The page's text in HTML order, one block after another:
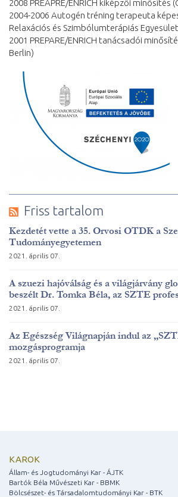
2008 PREAPRE/ENRICH kiképzői minősítés
2004-2006 Autogén tréning terapeuta
Relaxációs és Szimbólumterápiás
2001 PREPARE/ENRICH tanácsadói
Berlin)
Friss tartalom
Kezdetét vette a 35. Orvosi OTDK a
Tudományegyetemen
2021. április 07.
A szuezi hajóválság és a világjárvány
beszélt Dr. Tomka Béla, az SZTE
2021. április 07.
Az Egészség Világnapján indul az
mozgásprogramja
2021. április 07.
KAROK
Állam- és Jogtudományi Kar - ÁJTK
Bartók Béla Művészeti Kar - BBMK
Bölcsészet- és Társadalomtudományi Kar - BTK